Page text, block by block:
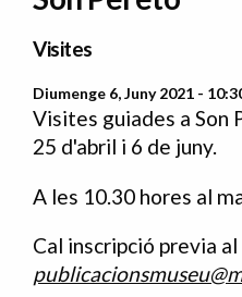
Visites
Diumenge 6, Juny 2021 -
Visites guiades a Son
25 d'abril i 6 de juny.
A les 10.30 hores al
Cal inscripció previa